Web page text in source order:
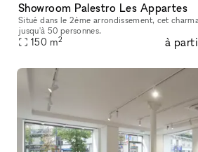
Showroom Palestro Les Appartes
Situé dans le 2ème arrondissement, cet
jusqu'à 50 personnes.
150 m2 à